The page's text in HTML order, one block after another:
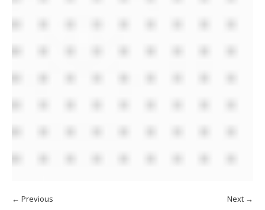
← Previous Next →